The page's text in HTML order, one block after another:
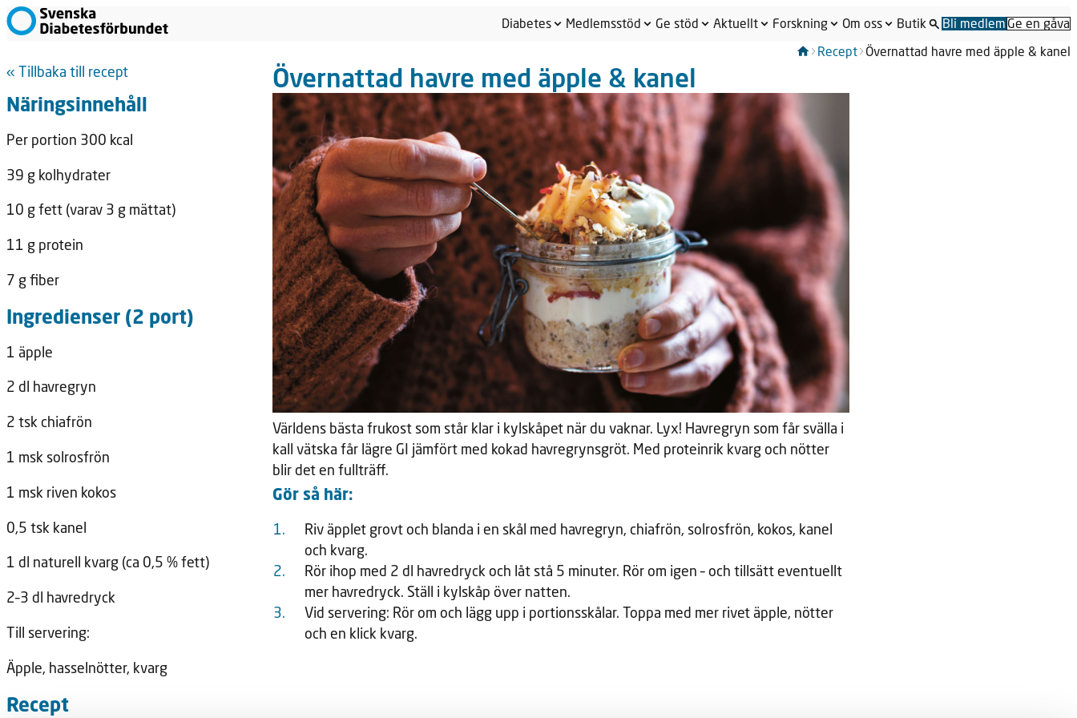
Diabetes Medlemsstöd Ge stöd Aktuellt Forskning Om oss Butik Bli medlem Ge en gåva
Recept
Övernattad havre med äpple & kanel
« Tillbaka till recept
Näringsinnehåll
Per portion 300 kcal
39 g kolhydrater
10 g fett (varav 3 g mättat)
11 g protein
7 g fiber
Ingredienser (2 port)
1 äpple
2 dl havregryn
2 tsk chiafrön
1 msk solrosfrön
1 msk riven kokos
0,5 tsk kanel
1 dl naturell kvarg (ca 0,5 % fett)
2–3 dl havredryck
Till servering:
Äpple, hasselnötter, kvarg
Recept
Övernattad havre med äpple & kanel
Världens bästa frukost som står klar i kylskåpet när du vaknar. Lyx! Havregryn som får svälla i
kall vätska får lägre GI jämfört med kokad havregrynsgröt. Med proteinrik kvarg och nötter
blir det en fullträff.
Gör så här:
Riv äpplet grovt och blanda i en skål med havregryn, chiafrön, solrosfrön, kokos, kanel
och kvarg.
Rör ihop med 2 dl havredryck och låt stå 5 minuter. Rör om igen – och tillsätt eventuellt
mer havredryck. Ställ i kylskåp över natten.
Vid servering: Rör om och lägg upp i portionsskålar. Toppa med mer rivet äpple, nötter
och en klick kvarg.